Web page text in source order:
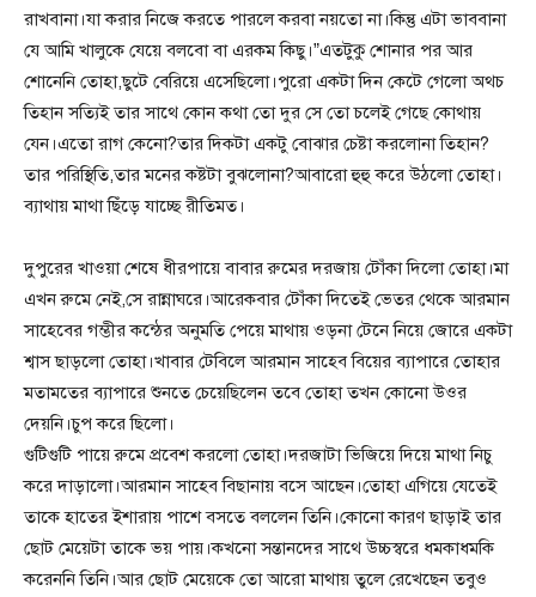
রাখবানা।যা করার নিজে করতে পারলে করবা নয়তো না।কিন্তু এটা ভাববানা
যে আমি খালুকে যেয়ে বলবো বা এরকম কিছু।”এতটুকু শোনার পর আর
শোনেনি তোহা,ছুটে বেরিয়ে এসেছিলো।পুরো একটা দিন কেটে গেলো অথচ
তিহান সত্যিই তার সাথে কোন কথা তো দুর সে তো চলেই গেছে কোথায়
যেন।এতো রাগ কেনো?তার দিকটা একটু বোঝার চেষ্টা করলোনা তিহান?
তার পরিস্থিতি,তার মনের কষ্টটা বুঝলোনা?আবারো হুহু করে উঠলো তোহা।
ব্যাথায় মাথা ছিঁড়ে যাচ্ছে রীতিমত।
দুপুরের খাওয়া শেষে ধীরপায়ে বাবার রুমের দরজায় টোঁকা দিলো তোহা।মা
এখন রুমে নেই,সে রান্নাঘরে।আরেকবার টোঁকা দিতেই ভেতর থেকে আরমান
সাহেবের গম্ভীর কন্ঠের অনুমতি পেয়ে মাথায় ওড়না টেনে নিয়ে জোরে একটা
শ্বাস ছাড়লো তোহা।খাবার টেবিলে আরমান সাহেব বিয়ের ব্যাপারে তোহার
মতামতের ব্যাপারে শুনতে চেয়েছিলেন তবে তোহা তখন কোনো উওর
দেয়নি।চুপ করে ছিলো।
গুটিগুটি পায়ে রুমে প্রবেশ করলো তোহা।দরজাটা ভিজিয়ে দিয়ে মাথা নিচু
করে দাড়ালো।আরমান সাহেব বিছানায় বসে আছেন।তোহা এগিয়ে যেতেই
তাকে হাতের ইশারায় পাশে বসতে বললেন তিনি।কোনো কারণ ছাড়াই তার
ছোট মেয়েটা তাকে ভয় পায়।কখনো সন্তানদের সাথে উচ্চস্বরে ধমকাধমকি
করেননি তিনি।আর ছোট মেয়েকে তো আরো মাথায় তুলে রেখেছেন তবুও